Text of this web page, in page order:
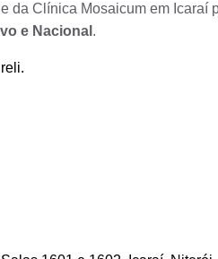
da Clínica Mosaicum em Icaraí
e Nacional .